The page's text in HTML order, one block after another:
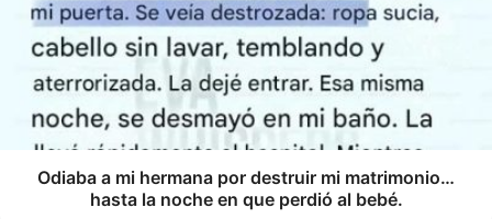
Odiaba a mi hermana por destruir mi matrimonio…
hasta la noche en que perdió al bebé.